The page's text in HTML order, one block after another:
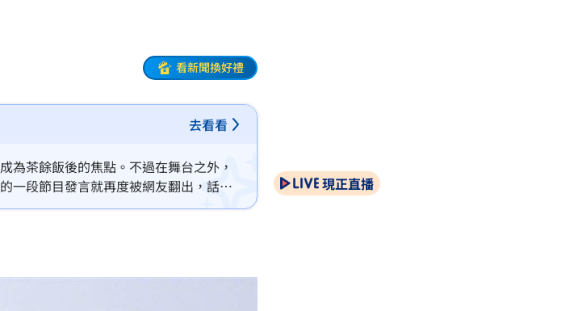
看新聞換好禮
去看看
為茶餘飯後的焦點。不過在舞台之外，
一段節目發言就再度被網友翻出，話題
浪姐》邀約，而她當時給出的超幽默回
現正直播